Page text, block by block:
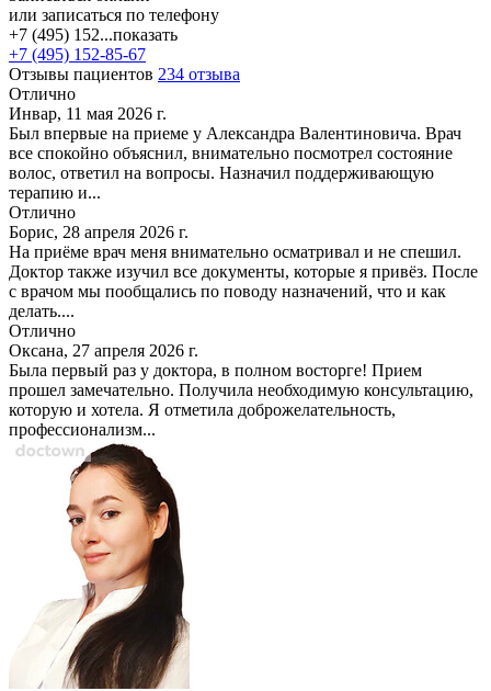
или записаться по телефону
+7 (495) 152...показать
+7 (495) 152-85-67
Отзывы пациентов 234 отзыва
Отлично
Инвар, 11 мая 2026 г.
Был впервые на приеме у Александра Валентиновича. Врач
все спокойно объяснил, внимательно посмотрел состояние
волос, ответил на вопросы. Назначил поддерживающую
терапию и...
Отлично
Борис, 28 апреля 2026 г.
На приёме врач меня внимательно осматривал и не спешил.
Доктор также изучил все документы, которые я привёз. После
с врачом мы пообщались по поводу назначений, что и как
делать....
Отлично
Оксана, 27 апреля 2026 г.
Была первый раз у доктора, в полном восторге! Прием
прошел замечательно. Получила необходимую консультацию,
которую и хотела. Я отметила доброжелательность,
профессионализм...